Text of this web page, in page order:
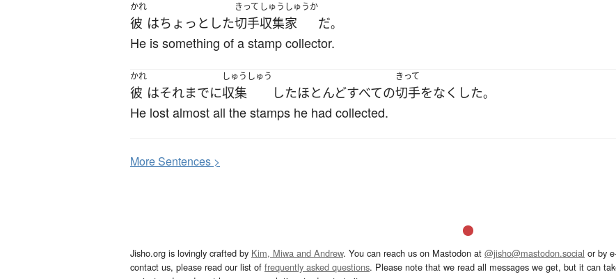
かれ
彼 はちょっとした
きって
切手
しゅうしゅうか
収集家 だ。
He is something of a stamp collector.
かれ
彼 はそれまでに
しゅうしゅう
収集 したほとんどすべての
きって
切手をなくした。
He lost almost all the stamps he had collected.
MoreSentences >
Jisho.org is lovingly crafted by Kim, Miwa and Andrew. You can reach us on Mastodon at @jisho@mastodon.social or by
contact us, please read our list of frequently asked questions. Please note that we read all messages we get, but it can